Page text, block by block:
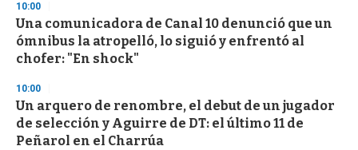
3
s
e
c
o
d
s
10:00
Una comunicadora de Canal 10 denunció que un
ómnibus la atropelló, lo siguió y enfrentó al
chofer: "En shock"
10:00
Un arquero de renombre, el debut de un jugador
de selección y Aguirre de DT: el último 11 de
Peñarol en el Charrúa